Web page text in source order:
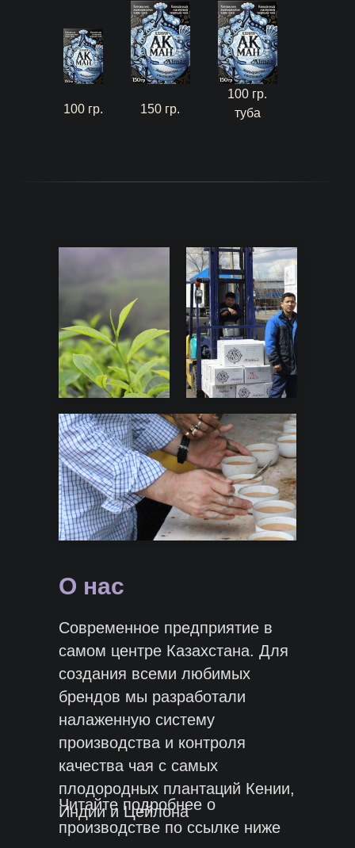
100 гр. 150 гр.
100 гр.
туба
О нас
Современное предприятие в
самом центре Казахстана. Для
создания всеми любимых
брендов мы разработали
налаженную систему
производства и контроля
качества чая с самых
плодородных плантаций Кении,
Индии и Цейлона
Читайте подробнее о
производстве по ссылке ниже